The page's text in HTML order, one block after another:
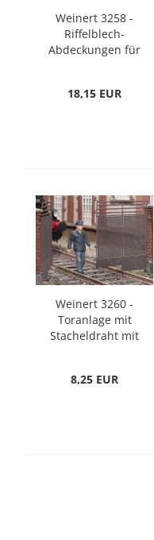
Weinert 3258 -
Riffelblech-
Abdeckungen für
18,15 EUR
Weinert 3260 -
Toranlage mit
Stacheldraht mit
8,25 EUR